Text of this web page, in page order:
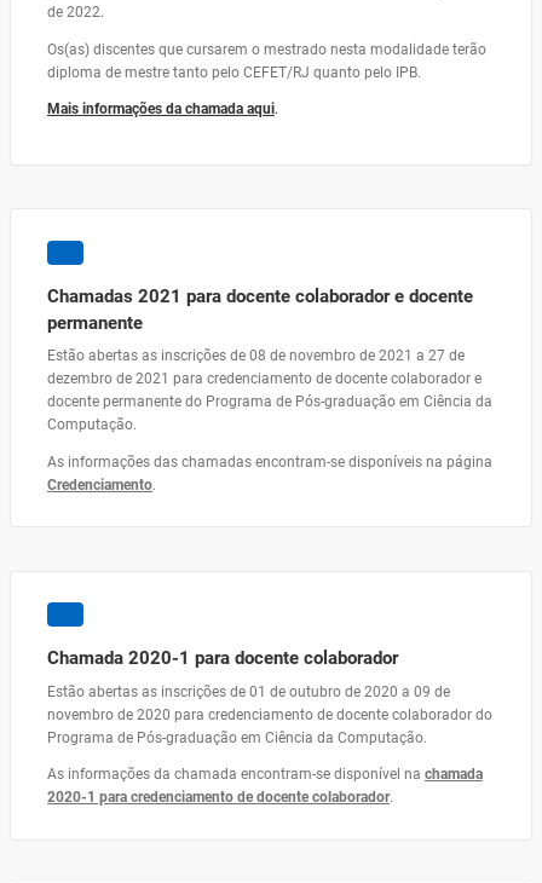
de 2022.
Os(as) discentes que cursarem o mestrado nesta modalidade terão
diploma de mestre tanto pelo CEFET/RJ quanto pelo IPB.
Mais informações da chamada aqui.
Chamadas 2021 para docente colaborador e docente
permanente
Estão abertas as inscrições de 08 de novembro de 2021 a 27 de
dezembro de 2021 para credenciamento de docente colaborador e
docente permanente do Programa de Pós-graduação em Ciência da
Computação.
As informações das chamadas encontram-se disponíveis na página
Credenciamento.
Chamada 2020-1 para docente colaborador
Estão abertas as inscrições de 01 de outubro de 2020 a 09 de
novembro de 2020 para credenciamento de docente colaborador do
Programa de Pós-graduação em Ciência da Computação.
As informações da chamada encontram-se disponível na chamada
2020-1 para credenciamento de docente colaborador.